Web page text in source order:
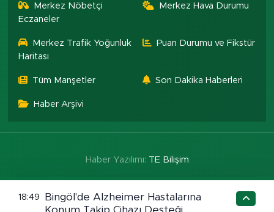
Merkez Nöbetçi
Eczaneler
Merkez Hava Durumu
Merkez Trafik Yoğunluk
Haritası
Puan Durumu ve Fikstür
Tüm Manşetler Son Dakika Haberleri
Haber Arşivi
Haber Yazılımı: TE Bilişim
18:49
Bingöl'de Alzheimer Hastalarına
Konum Takip Cihazı Desteği